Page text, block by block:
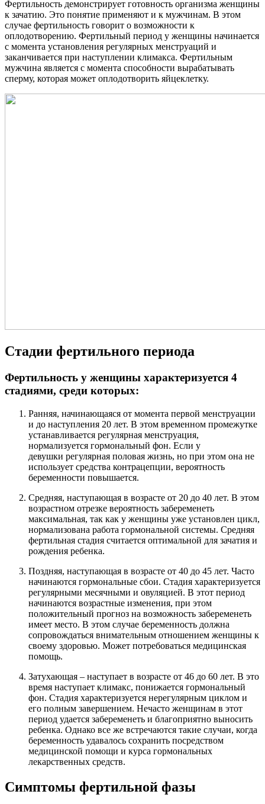
Фертильность демонстрирует готовность организма женщины
к зачатию. Это понятие применяют и к мужчинам. В этом
случае фертильность говорит о возможности к
оплодотворению. Фертильный период у женщины начинается
с момента установления регулярных менструаций и
заканчивается при наступлении климакса. Фертильным
мужчина является с момента способности вырабатывать
сперму, которая может оплодотворить яйцеклетку.
Стадии фертильного периода
Фертильность у женщины характеризуется 4
стадиями, среди которых:
Ранняя, начинающаяся от момента первой менструации
и до наступления 20 лет. В этом временном промежутке
устанавливается регулярная менструация,
нормализуется гормональный фон. Если у
девушки регулярная половая жизнь, но при этом она не
использует средства контрацепции, вероятность
беременности повышается.
Средняя, наступающая в возрасте от 20 до 40 лет. В этом
возрастном отрезке вероятность забеременеть
максимальная, так как у женщины уже установлен цикл,
нормализована работа гормональной системы. Средняя
фертильная стадия считается оптимальной для зачатия и
рождения ребенка.
Поздняя, наступающая в возрасте от 40 до 45 лет. Часто
начинаются гормональные сбои. Стадия характеризуется
регулярными месячными и овуляцией. В этот период
начинаются возрастные изменения, при этом
положительный прогноз на возможность забеременеть
имеет место. В этом случае беременность должна
сопровождаться внимательным отношением женщины к
своему здоровью. Может потребоваться медицинская
помощь.
Затухающая – наступает в возрасте от 46 до 60 лет. В это
время наступает климакс, понижается гормональный
фон. Стадия характеризуется нерегулярным циклом и
его полным завершением. Нечасто женщинам в этот
период удается забеременеть и благоприятно выносить
ребенка. Однако все же встречаются такие случаи, когда
беременность удавалось сохранить посредством
медицинской помощи и курса гормональных
лекарственных средств.
Симптомы фертильной фазы